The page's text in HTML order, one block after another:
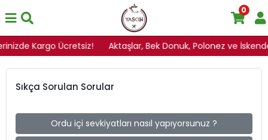
Kargo Ücretsiz! Aktaşlar, Bek Donuk, Polonez ve
0
Sıkça Sorulan Sorular
Ordu içi sevkiyatları nasıl yapıyorsunuz ?